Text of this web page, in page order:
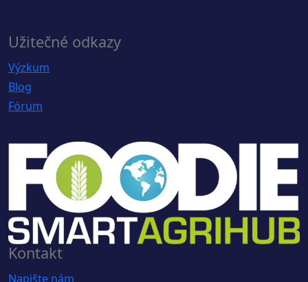
Užitečné odkazy
Výzkum
Blog
Fórum
Kontakt
Napište nám